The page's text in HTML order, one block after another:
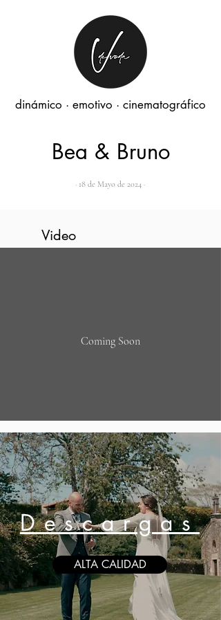
dinámico · emotivo · cinematográfico
Bea & Bruno
· 18 de Mayo de 2024 ·
Video
Coming Soon
Descargas
ALTA CALIDAD